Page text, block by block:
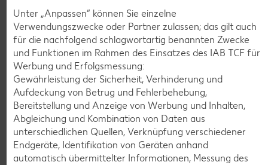
.
je 6 - 12 St. = 398 - 560-ml-Packg.
(1 l = 5.34 - 7.52)
2.99
Maxx XXL
je 8 St. = 800-ml-Großpackg.
(1 l = 3.74)
nur
2.99
Unter „Anpassen“ können Sie einzelne
Verwendungszwecke oder Partner zulassen; das gilt auch
für die nachfolgend schlagwortartig benannten Zwecke
und Funktionen im Rahmen des Einsatzes des IAB TCF für
Werbung und Erfolgsmessung:
Gewährleistung der Sicherheit, Verhinderung und
Aufdeckung von Betrug und Fehlerbehebung,
Bereitstellung und Anzeige von Werbung und Inhalten,
Abgleichung und Kombination von Daten aus
unterschiedlichen Quellen, Verknüpfung verschiedener
Endgeräte, Identifikation von Geräten anhand
automatisch übermittelter Informationen, Messung des